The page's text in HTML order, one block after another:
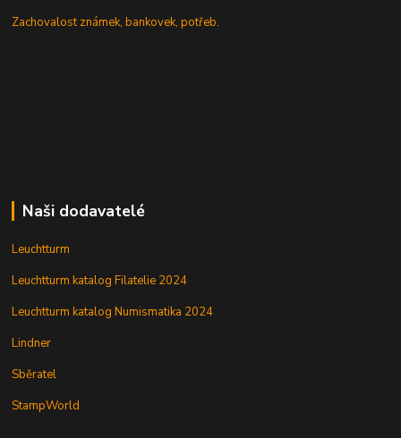
Zachovalost známek, bankovek, potřeb.
Naši dodavatelé
Leuchtturm
Leuchtturm katalog Filatelie 2024
Leuchtturm katalog Numismatika 2024
Lindner
Sběratel
StampWorld